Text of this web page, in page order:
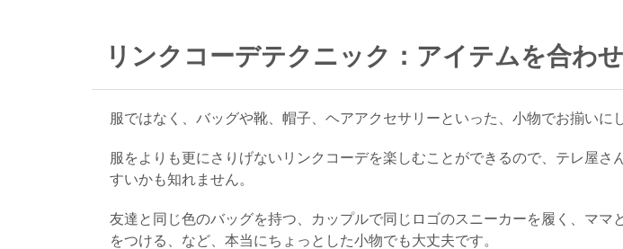
リンクコーデテクニック：アイテムを合わ
服ではなく、バッグや靴、帽子、ヘアアクセサリーといった、小物でお揃いに
服をよりも更にさりげないリンクコーデを楽しむことができるので、テレ屋さ
すいかも知れません。
友達と同じ色のバッグを持つ、カップルで同じロゴのスニーカーを履く、ママ
をつける、など、本当にちょっとした小物でも大丈夫です。